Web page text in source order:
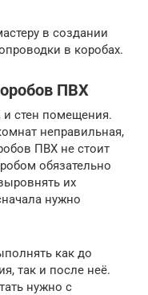
в создании
в коробах.
ПВХ
и стен помещения.
неправильная,
ПВХ не стоит
обязательно
их
нужно
как до
так и после неё.
нужно с